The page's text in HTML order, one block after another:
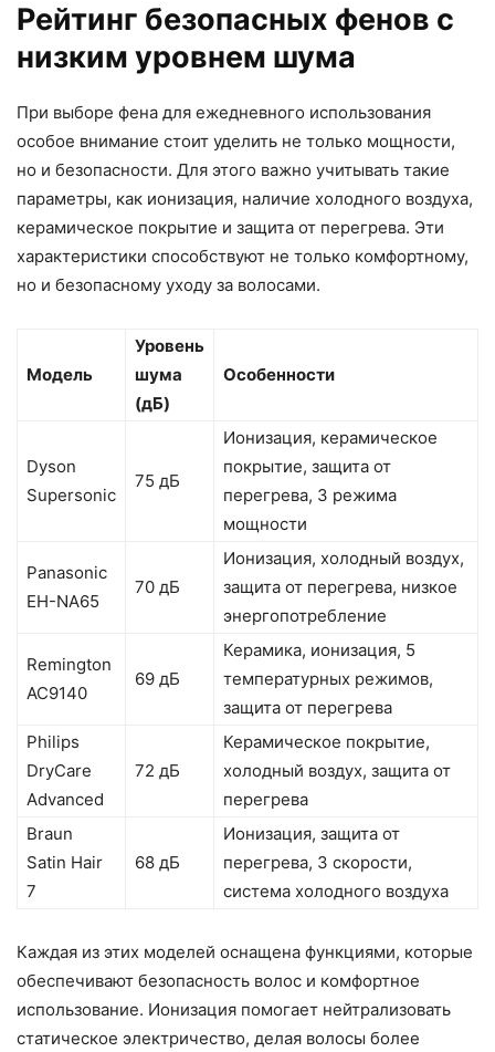
Рейтинг безопасных фенов с
низким уровнем шума
При выборе фена для ежедневного использования
особое внимание стоит уделить не только мощности,
но и безопасности. Для этого важно учитывать такие
параметры, как ионизация, наличие холодного воздуха,
керамическое покрытие и защита от перегрева. Эти
характеристики способствуют не только комфортному,
но и безопасному уходу за волосами.
Модель
Уровень
шума
(дБ)
Особенности
Dyson
Supersonic
75 дБ
Ионизация, керамическое
покрытие, защита от
перегрева, 3 режима
мощности
Panasonic
EH-NA65
70 дБ
Ионизация, холодный воздух,
защита от перегрева, низкое
энергопотребление
Remington
AC9140
69 дБ
Керамика, ионизация, 5
температурных режимов,
защита от перегрева
Philips
DryCare
Advanced
72 дБ
Керамическое покрытие,
холодный воздух, защита от
перегрева
Braun
Satin Hair
7
68 дБ
Ионизация, защита от
перегрева, 3 скорости,
система холодного воздуха
Каждая из этих моделей оснащена функциями, которые
обеспечивают безопасность волос и комфортное
использование. Ионизация помогает нейтрализовать
статическое электричество, делая волосы более